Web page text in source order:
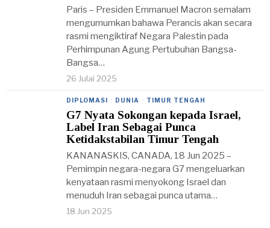
Paris – Presiden Emmanuel Macron semalam
mengumumkan bahawa Perancis akan secara
rasmi mengiktiraf Negara Palestin pada
Perhimpunan Agung Pertubuhan Bangsa-
Bangsa…
26 Julai 2025
DIPLOMASI · DUNIA · TIMUR TENGAH
G7 Nyata Sokongan kepada Israel,
Label Iran Sebagai Punca
Ketidakstabilan Timur Tengah
KANANASKIS, CANADA, 18 Jun 2025 –
Pemimpin negara-negara G7 mengeluarkan
kenyataan rasmi menyokong Israel dan
menuduh Iran sebagai punca utama…
18 Jun 2025